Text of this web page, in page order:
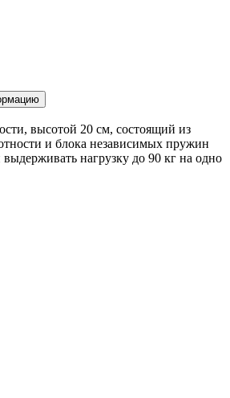
высотой 20 см, состоящий из
и блока независимых пружин
нагрузку до 90 кг на одно